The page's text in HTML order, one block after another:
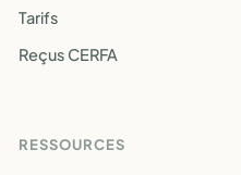
Tarifs
Reçus CERFA
RESSOURCES